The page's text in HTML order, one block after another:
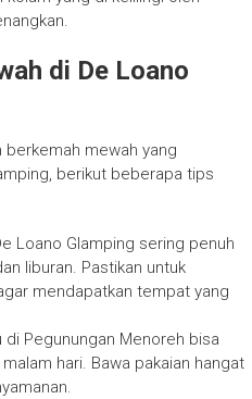
di De Loano
berkemah mewah yang
berikut beberapa tips
Loano Glamping sering penuh
liburan. Pastikan untuk
mendapatkan tempat yang
di Pegunungan Menoreh bisa
hari. Bawa pakaian hangat